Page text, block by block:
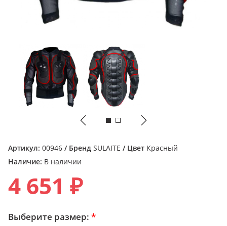
Артикул: 00946 / Бренд SULAITE / Цвет Красный
Наличие: В наличии
4 651 ₽
Выберите размер: *